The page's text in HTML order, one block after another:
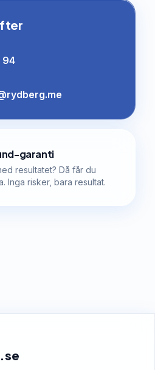
94
garanti
resultatet? Då får du
Inga risker, bara resultat.